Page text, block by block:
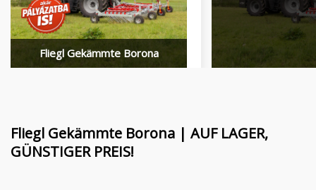
Quivogne Arbeitsgeräte
LETÁK-LEKO Bodenmaschinen
Sonstiges Zubehör
Karriere
Über uns
Kontakt
Fliegl Gekämmte Borona
Fliegl Gekämmte Borona | AUF LAGER,
GÜNSTIGER PREIS!